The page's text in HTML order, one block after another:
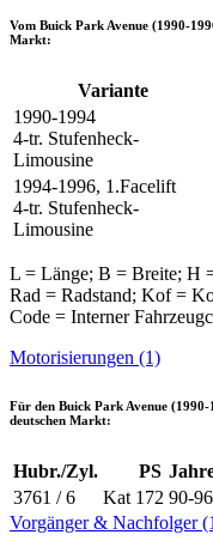
Vom Buick Park Avenue (1990-
Markt:
Variante
1990-1994
4-tr. Stufenheck-
Limousine
1994-1996, 1.Facelift
4-tr. Stufenheck-
Limousine
L = Länge; B = Breite; H
Rad = Radstand; Kof =
Code = Interner
Motorisierungen (1)
Für den Buick Park Avenue (1990-
deutschen Markt:
Hubr./Zyl. PS
3761 / 6
Kat 172 90-96
Vorgänger & Nachfolger